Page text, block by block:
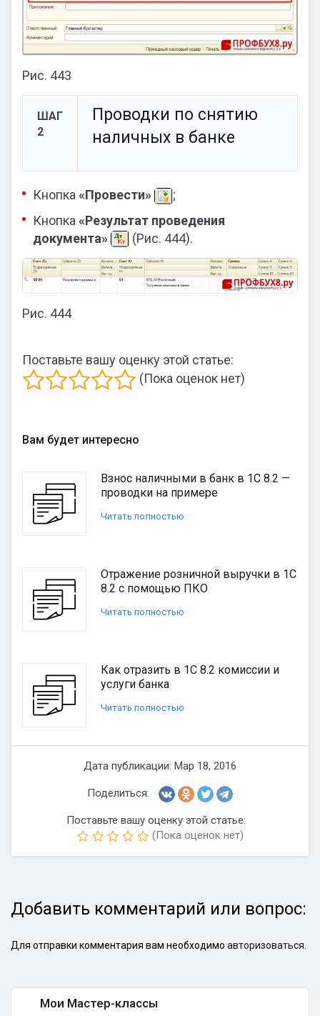
Рис. 443
ШАГ
2
Проводки по снятию
наличных в банке
Кнопка «Провести»
;
Кнопка «Результат проведения
документа»
(Рис. 444).
Рис. 444
Поставьте вашу оценку этой статье:
(Пока оценок нет)
Вам будет интересно
Взнос наличными в банк в 1С 8.2 —
проводки на примере
Читать полностью
Отражение розничной выручки в 1C
8.2 с помощью ПКО
Читать полностью
Как отразить в 1С 8.2 комиссии и
услуги банка
Читать полностью
Дата публикации: Мар 18, 2016
Поделиться:
Поставьте вашу оценку этой статье:
(Пока оценок нет)
Добавить комментарий или вопрос:
Для отправки комментария вам необходимо авторизоваться.
Мои Мастер-классы